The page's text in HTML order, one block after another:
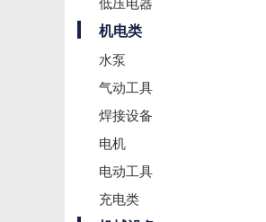
低压电器
机电类
水泵
气动工具
焊接设备
电机
电动工具
充电类